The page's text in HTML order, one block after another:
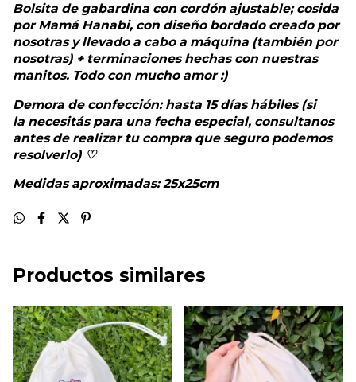
Bolsita de gabardina con cordón ajustable; cosida
por Mamá Hanabi, con diseño bordado creado por
nosotras y llevado a cabo a máquina (también por
nosotras) + terminaciones hechas con nuestras
manitos. Todo con mucho amor :)
Demora de confección: hasta 15 días hábiles (si
la necesitás para una fecha especial, consultanos
antes de realizar tu compra que seguro podemos
resolverlo) ♡
Medidas aproximadas: 25x25cm
Productos similares